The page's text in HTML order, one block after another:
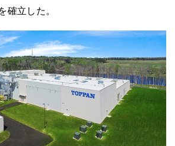
確立した。